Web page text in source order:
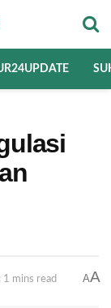
1 mins read AA